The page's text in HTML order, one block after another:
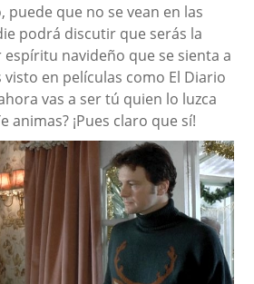
puede que no se vean en las
podrá discutir que serás la
navideño que se sienta a
visto en películas como El Diario
vas a ser tú quien lo luzca
animas? ¡Pues claro que sí!